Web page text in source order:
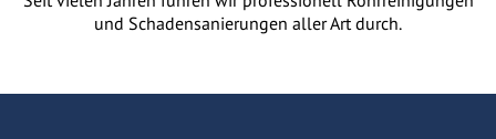
und Schadensanierungen aller Art durch.